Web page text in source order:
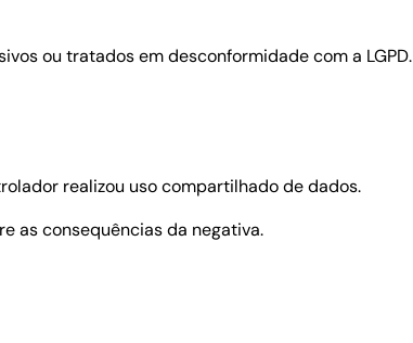
ou tratados em desconformidade com a LGPD.
realizou uso compartilhado de dados.
as consequências da negativa.